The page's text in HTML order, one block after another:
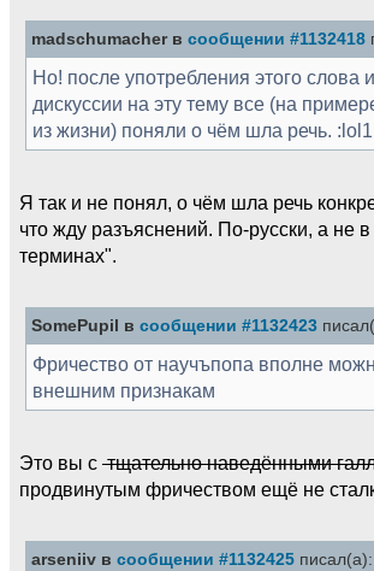
madschumacher в сообщении #1132418
Но! после употребления этого слова
дискуссии на эту тему все (на
из жизни) поняли о чём шла речь.
Я так и не понял, о чём шла речь
что жду разъяснений. По-русски, а не
терминах".
SomePupil в сообщении #1132423
Фричество от научъпопа вполне
внешним признакам
Это вы с тщательно наведёнными
продвинутым фричеством ещё не
arseniiv в сообщении #1132425 писал(а):